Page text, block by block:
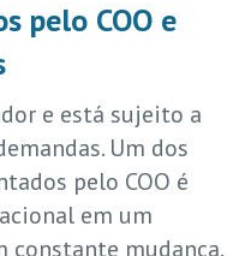
pelo COO e
e está sujeito a
Um dos
pelo COO é
em um
constante mudança.